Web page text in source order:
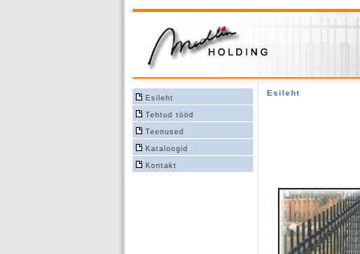
Esileht
Tehtud tööd
Teenused
Kataloogid
Kontakt
Esileht